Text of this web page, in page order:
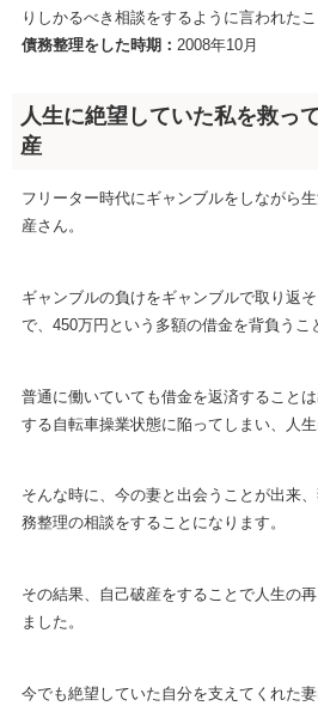
りしかるべき相談をするように言われたこ
債務整理をした時期： 2008年10月
人生に絶望していた私を救っ
産
フリーター時代にギャンブルをしながら
産さん。
ギャンブルの負けをギャンブルで取り返
で、450万円という多額の借金を背負うこ
普通に働いていても借金を返済すること
する自転車操業状態に陥ってしまい、人生
そんな時に、今の妻と出会うことが出来
務整理の相談をすることになります。
その結果、自己破産をすることで人生の
ました。
今でも絶望していた自分を支えてくれた